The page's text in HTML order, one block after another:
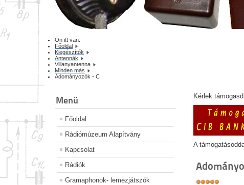
Ön itt van:
Főoldal
Kiegészítők
Antennák
Villanyantenna
Minden más
Adományozók - C
Menü
Főoldal
Rádiómúzeum Alapítvány
Kapcsolat
Rádiók
Gramaphonok- lemezjátszók
Kérlek
A